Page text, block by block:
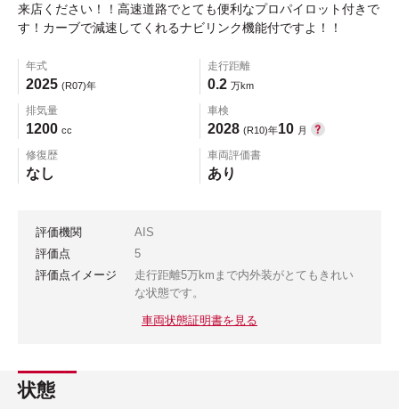
来店ください！！高速道路でとても便利なプロパイロット付きで
す！カーブで減速してくれるナビリンク機能付ですよ！！
年式
2025 (R07)年
走行距離
0.2 万km
排気量
1200 cc
車検
2028 (R10)年10 月
修復歴
なし
車両評価書
あり
評価機関
AIS
評価点
5
評価点イメージ
走行距離5万kmまで内外装がとてもきれい
な状態です。
車両状態証明書を見る
状態